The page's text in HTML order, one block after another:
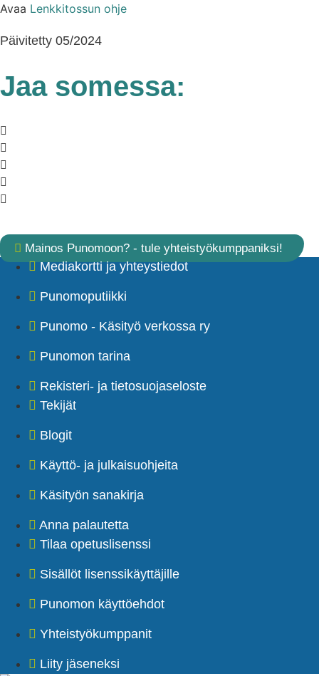
Avaa Lenkkitossun ohje
Päivitetty 05/2024
Jaa somessa:
Mainos Punomoon? - tule yhteistyökumppaniksi!
Mediakortti ja yhteystiedot
Punomoputiikki
Punomo - Käsityö verkossa ry
Punomon tarina
Rekisteri- ja tietosuojaseloste
Tekijät
Blogit
Käyttö- ja julkaisuohjeita
Käsityön sanakirja
Anna palautetta
Tilaa opetuslisenssi
Sisällöt lisenssikäyttäjille
Punomon käyttöehdot
Yhteistyökumppanit
Liity jäseneksi